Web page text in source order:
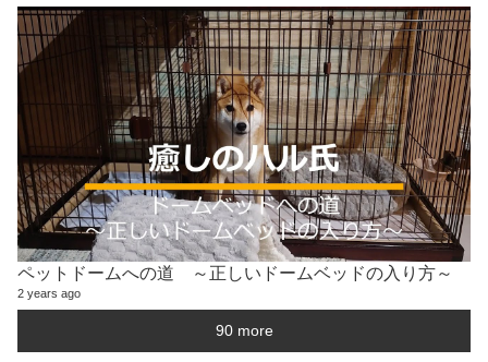
ペットドームへの道 ～正しいドームベッドの入り方～
2 years ago
90 more